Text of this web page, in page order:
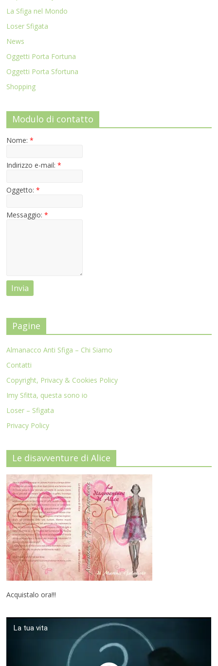
La Sfiga nel Mondo
Loser Sfigata
News
Oggetti Porta Fortuna
Oggetti Porta Sfortuna
Shopping
Modulo di contatto
Nome:*
Indirizzo e-mail:*
Oggetto:*
Messaggio:*
Pagine
Almanacco Anti Sfiga – Chi Siamo
Contatti
Copyright, Privacy & Cookies Policy
Imy Sfitta, questa sono io
Loser – Sfigata
Privacy Policy
Le disavventure di Alice
Acquistalo ora!!!
La tua vita